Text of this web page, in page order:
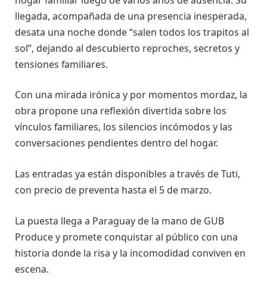
llegada, acompañada de una presencia inesperada,
desata una noche donde “salen todos los trapitos al
sol”, dejando al descubierto reproches, secretos y
tensiones familiares.
Con una mirada irónica y por momentos mordaz, la
obra propone una reflexión divertida sobre los
vínculos familiares, los silencios incómodos y las
conversaciones pendientes dentro del hogar.
Las entradas ya están disponibles a través de Tuti,
con precio de preventa hasta el 5 de marzo.
La puesta llega a Paraguay de la mano de GUB
Produce y promete conquistar al público con una
historia donde la risa y la incomodidad conviven en
escena.